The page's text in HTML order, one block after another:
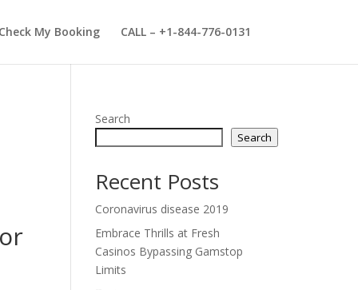
My Booking CALL – +1-844-776-0131
Search
Search
Recent Posts
Coronavirus disease 2019
Embrace Thrills at Fresh
Casinos Bypassing Gamstop
Limits